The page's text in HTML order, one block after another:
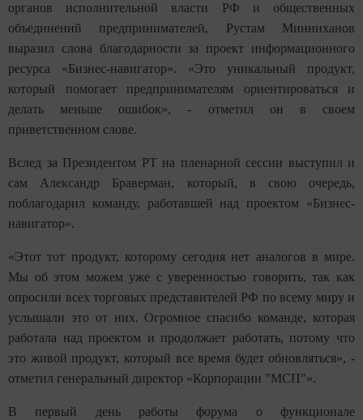
органов исполнительной власти РФ и общественных
объединений предпринимателей, Рустам Минниханов
выразил слова благодарности за проект информационного
ресурса «Бизнес-навигатор». «Это уникальный продукт,
который помогает предпринимателям ориентироваться и
делать меньше ошибок», - отметил он в своем
приветственном слове.
Вслед за Президентом РТ на пленарной сессии выступил и
сам Александр Браверман, который, в свою очередь,
поблагодарил команду, работавшей над проектом «Бизнес-
навигатор».
«Этот тот продукт, которому сегодня нет аналогов в мире.
Мы об этом можем уже с уверенностью говорить, так как
опросили всех торговых представителей РФ по всему миру и
услышали это от них. Огромное спасибо команде, которая
работала над проектом и продолжает работать, потому что
это живой продукт, который все время будет обновляться», -
отметил генеральный директор «Корпорации "МСП"».
В первый день работы форума о функционале